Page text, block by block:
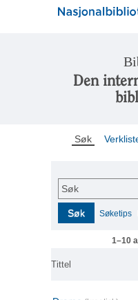
Den
Søk
Søk
Søk Søketips
1–10
Tittel